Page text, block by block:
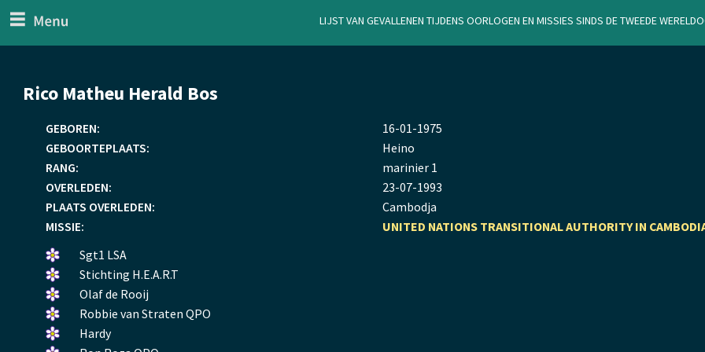
Lijst van gevallenen tijdens oorlogen en missies sinds de Tweede
Generaal
Rico Matheu Herald Bos
GEBOREN: 16-01-1975
GEBOORTEPLAATS:
Heino
RANG:
marinier 1
OVERLEDEN:
23-07-1993
PLAATS OVERLEDEN:
Cambodja
MISSIE:
UNITED NATIONS TRANSITIONAL AUTHORITY IN
Een
bloemetje
gelegd.
Sgt1 LSA
Een
bloemetje
gelegd.
Stichting H.E.A.R.T
Een
bloemetje
gelegd.
Olaf de Rooij
Een
bloemetje
Robbie van Straten QPO
Een
Hardy